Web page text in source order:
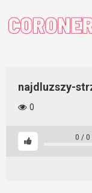
content
najdluzszy-
0
0 / 0